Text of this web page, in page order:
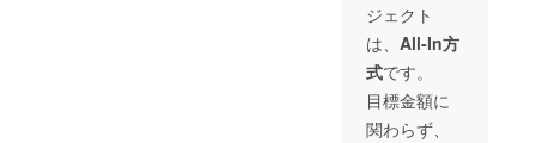
ジェクト
は、 All-In方
式です。
目標金額に
関わらず、